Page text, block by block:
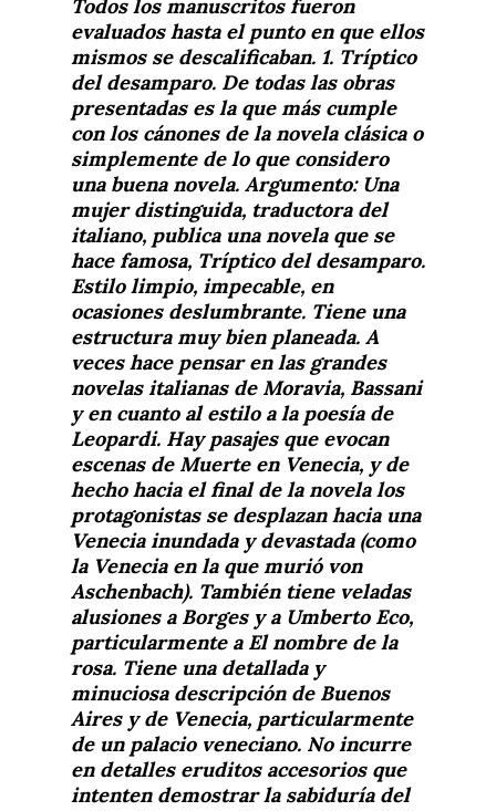
Todos los manuscritos fueron
evaluados hasta el punto en que ellos
mismos se descalificaban. 1. Tríptico
del desamparo. De todas las obras
presentadas es la que más cumple
con los cánones de la novela clásica o
simplemente de lo que considero
una buena novela. Argumento: Una
mujer distinguida, traductora del
italiano, publica una novela que se
hace famosa, Tríptico del desamparo.
Estilo limpio, impecable, en
ocasiones deslumbrante. Tiene una
estructura muy bien planeada. A
veces hace pensar en las grandes
novelas italianas de Moravia, Bassani
y en cuanto al estilo a la poesía de
Leopardi. Hay pasajes que evocan
escenas de Muerte en Venecia, y de
hecho hacia el final de la novela los
protagonistas se desplazan hacia una
Venecia inundada y devastada (como
la Venecia en la que murió von
Aschenbach). También tiene veladas
alusiones a Borges y a Umberto Eco,
particularmente a El nombre de la
rosa. Tiene una detallada y
minuciosa descripción de Buenos
Aires y de Venecia, particularmente
de un palacio veneciano. No incurre
en detalles eruditos accesorios que
intenten demostrar la sabiduría del